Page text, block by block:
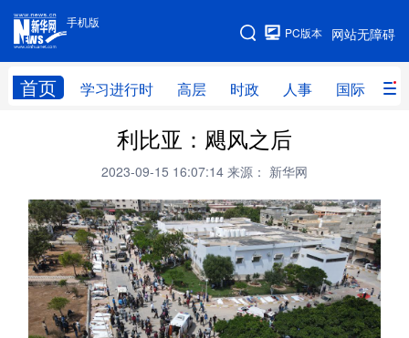
手机版
网站无障碍
PC版本
首页 学习进行时 高层 时政 人事 国际 财
手机版
网站地图
高层 时政
财经 网评
台湾 思客智库 全球连线 教育
科技 科创 量子 体育
文化 书画 健康 军事
访谈 视频 图片 政务
利比亚：飓风之后
2023-09-15 16:07:14 来源： 新华网